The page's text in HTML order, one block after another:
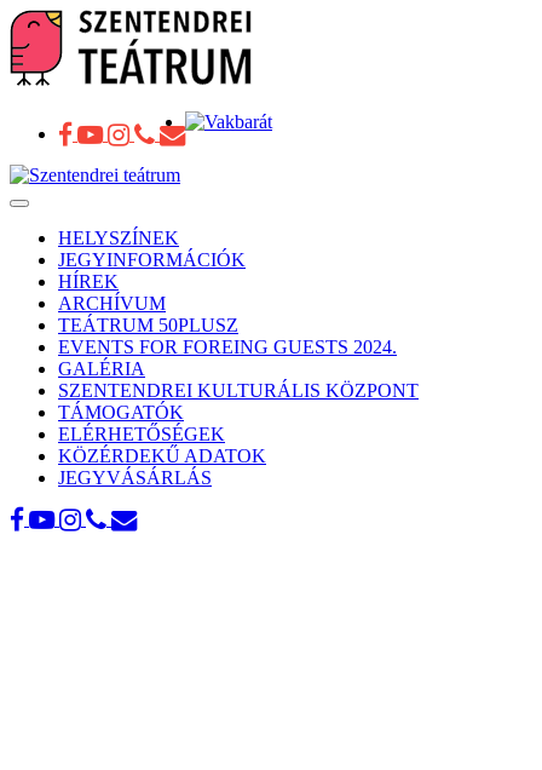
Toggle
navigationHELYSZÍNEK
JEGYINFORMÁCIÓK
HÍREK
ARCHÍVUM
TEÁTRUM 50PLUSZ
EVENTS FOR FOREING GUESTS 2024.
GALÉRIA
SZENTENDREI KULTURÁLIS KÖZPONT
TÁMOGATÓK
ELÉRHETŐSÉGEK
KÖZÉRDEKŰ ADATOK
JEGYVÁSÁRLÁS